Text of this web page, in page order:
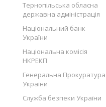
Тернопільська обласна
державна адміністрація
Національний банк
України
Національна комісія
НКРЕКП
Генеральна Прокуратура
України
Служба безпеки України